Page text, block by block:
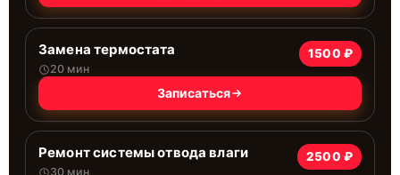
Замена термостата
20 мин
1500 ₽
Записаться
Ремонт системы отводa влаги
30 мин
2500 ₽